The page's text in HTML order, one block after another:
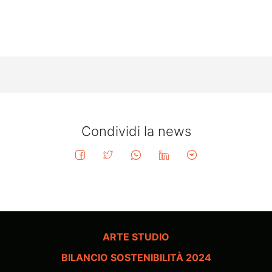
Condividi la news
ARTE STUDIO
BILANCIO SOSTENIBILITÀ 2024